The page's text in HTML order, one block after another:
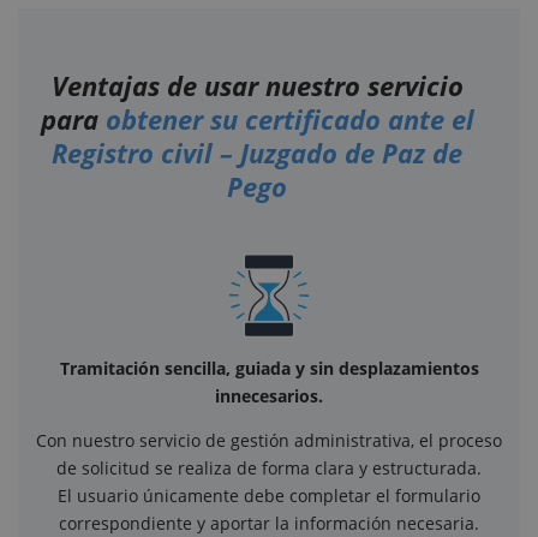
Ventajas de usar nuestro servicio
para obtener su certificado ante el
Registro civil – Juzgado de Paz de
Pego
Tramitación sencilla, guiada y sin desplazamientos
innecesarios.
Con nuestro servicio de gestión administrativa, el proceso
de solicitud se realiza de forma clara y estructurada.
El usuario únicamente debe completar el formulario
correspondiente y aportar la información necesaria.